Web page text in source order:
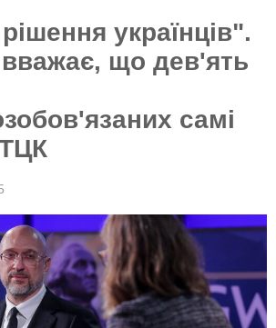
українців".
що дев'ять
самі